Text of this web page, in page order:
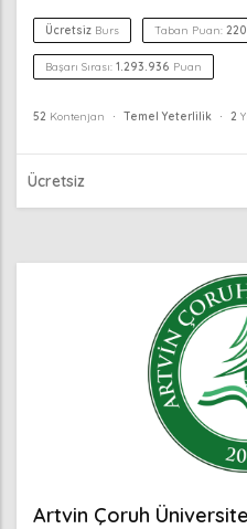
Ücretsiz Burs Taban Puan:
Başarı Sırası: 1.293.936 Puan
52 Kontenjan Temel Yeterlilik 2
Ücretsiz
Artvin Çoruh